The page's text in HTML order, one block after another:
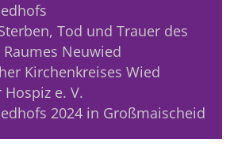
Tod und Trauer des
Neuwied
Kirchenkreises Wied
e. V.
2024 in Großmaischeid